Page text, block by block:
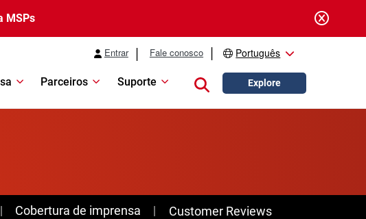
MSPs
Entrar Fale conosco Português
Parceiros Suporte Close search
Explore
Cobertura de imprensa Customer Reviews